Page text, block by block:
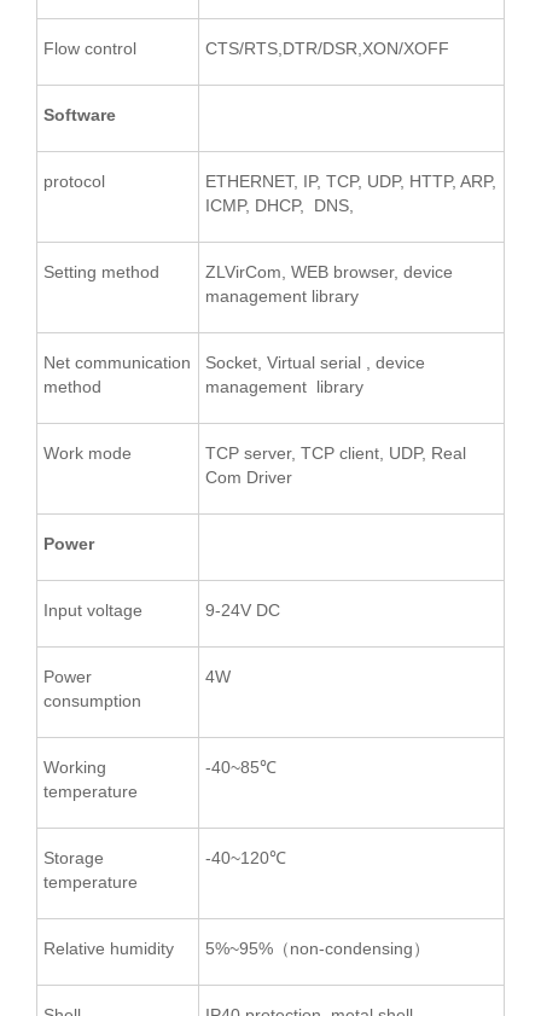
Flow control CTS/RTS,DTR/DSR,XON/XOFF
Software
protocol
ETHERNET, IP, TCP, UDP, HTTP, ARP,
ICMP, DHCP, DNS,
Setting method
ZLVirCom, WEB browser, device
management library
Net communication
method
Socket, Virtual serial , device
management library
Work mode
TCP server, TCP client, UDP, Real
Com Driver
Power
Input voltage 9-24V DC
Power
consumption
4W
Working
temperature
-40~85℃
Storage
temperature
-40~120℃
Relative humidity 5%~95%（non-condensing）